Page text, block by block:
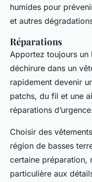
humides pour
et autres
Réparations
Apportez toujours un
déchirure dans un
rapidement devenir
patchs, du fil et une
réparations
Choisir des
région de basses
certaine préparation,
particulière aux